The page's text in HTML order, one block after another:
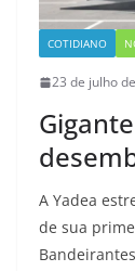
COTIDIANO
23 de julho
A Yadea
de sua